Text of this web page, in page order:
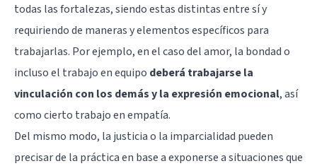
todas las fortalezas, siendo estas distintas entre sí y
requiriendo de maneras y elementos específicos para
trabajarlas. Por ejemplo, en el caso del amor, la bondad o
incluso el trabajo en equipo deberá trabajarse la
vinculación con los demás y la expresión emocional, así
como cierto trabajo enempatía.
Del mismo modo, la justicia o la imparcialidad pueden
precisar de la práctica en base a exponerse a situaciones que